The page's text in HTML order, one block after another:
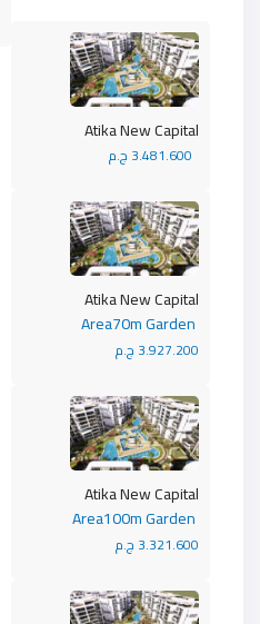
Atika New Capital
Atika New Capital
3.927.200 ج.م
Atika New Capital
3.321.600 ج.م